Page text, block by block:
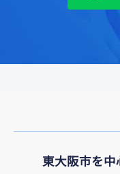
東大阪市を中